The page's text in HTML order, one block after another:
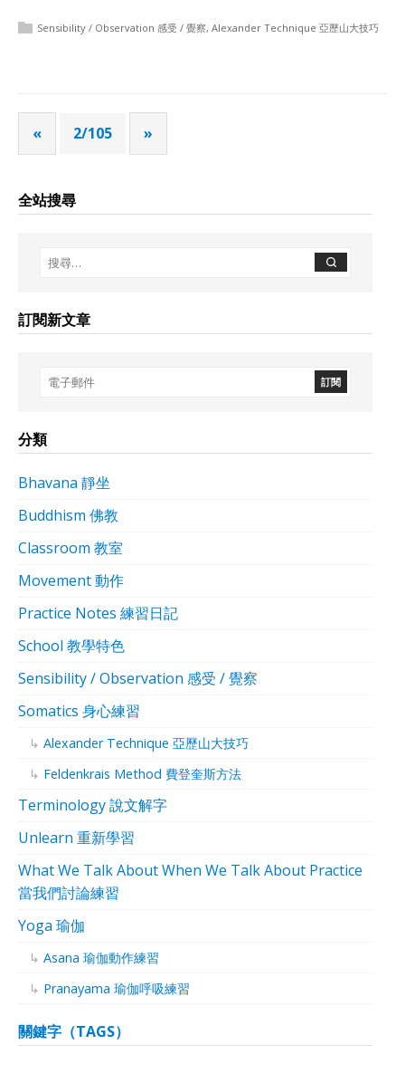
Sensibility / Observation 感受 / 覺察, Alexander Technique 亞歷山大技巧
« 2/105 »
全站搜尋
訂閱新文章
分類
Bhavana 靜坐
Buddhism 佛教
Classroom 教室
Movement 動作
Practice Notes 練習日記
School 教學特色
Sensibility / Observation 感受 / 覺察
Somatics 身心練習
Alexander Technique 亞歷山大技巧
Feldenkrais Method 費登奎斯方法
Terminology 說文解字
Unlearn 重新學習
What We Talk About When We Talk About Practice
當我們討論練習
Yoga 瑜伽
Asana 瑜伽動作練習
Pranayama 瑜伽呼吸練習
關鍵字（TAGS）